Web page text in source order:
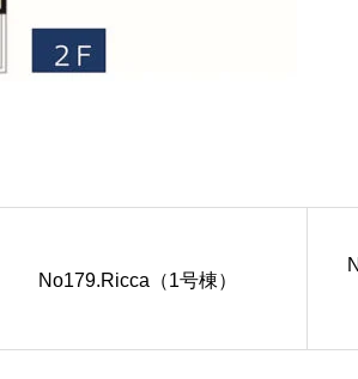
No179.Ricca（1号棟）